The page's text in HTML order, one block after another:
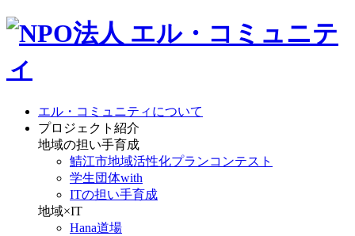
エル・コミュニティについて
プロジェクト紹介
地域の担い手育成
鯖江市地域活性化プランコンテスト
学生団体with
ITの担い手育成
地域×IT
Hana道場